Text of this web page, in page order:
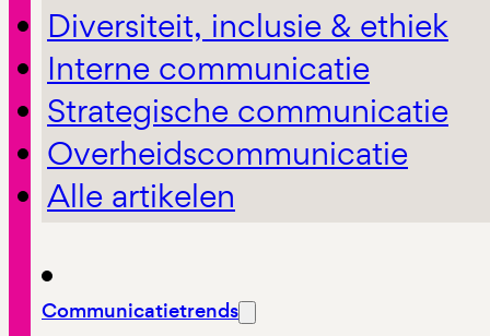
Diversiteit, inclusie & ethiek
Interne communicatie
Strategische communicatie
Overheidscommunicatie
Alle artikelen
Communicatietrends